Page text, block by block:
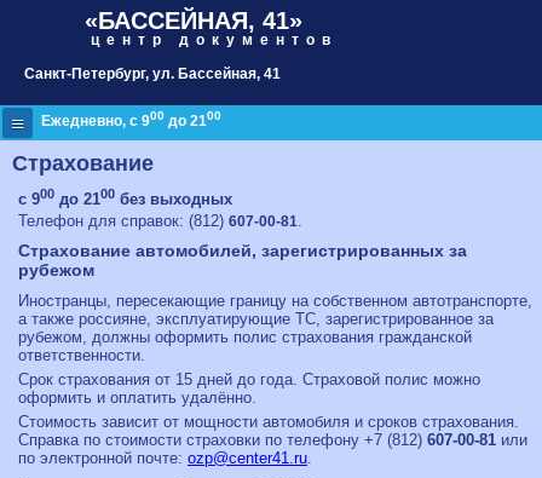
«БАССЕЙНАЯ, 41»
центр документов
Санкт-Петербург, ул. Бассейная, 41
Ежедневно, с 900 до 2100
≡
Страхование
с 900 до 2100 без выходных
Телефон для справок: (812) 607-00-81.
Страхование автомобилей, зарегистрированных за
рубежом
Иностранцы, пересекающие границу на собственном автотранспорте,
а также россияне, эксплуатирующие ТС, зарегистрированное за
рубежом, должны оформить полис страхования гражданской
ответственности.
Срок страхования от 15 дней до года. Страховой полис можно
оформить и оплатить удалённо.
Стоимость зависит от мощности автомобиля и сроков страхования.
Справка по стоимости страховки по телефону +7 (812) 607-00-81 или
по электронной почте: ozp@center41.ru.